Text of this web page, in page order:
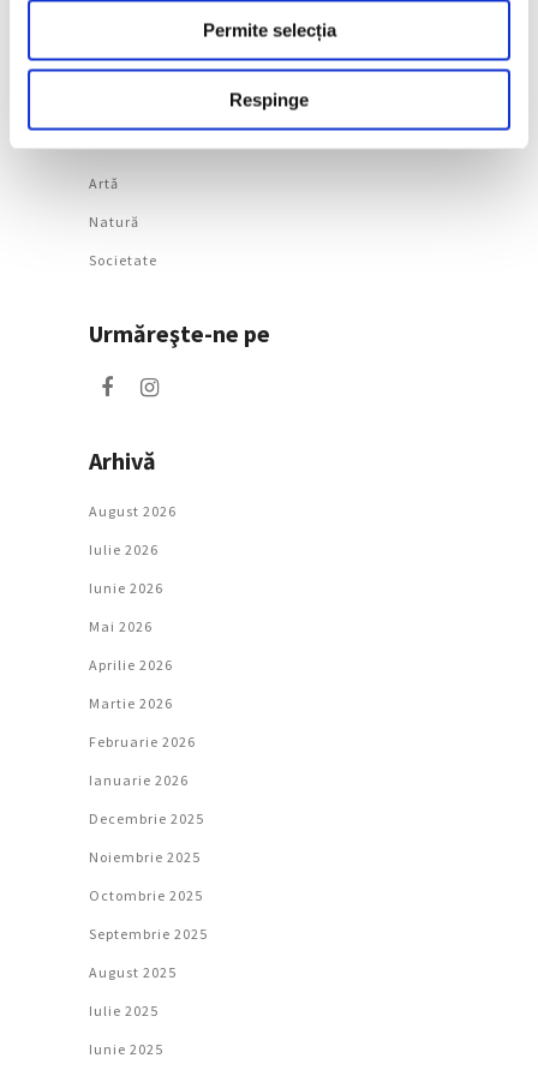
Permite selecția
Respinge
la Timișoara
5 August 2026
Categorii
Artǎ
Natură
Societate
Urmăreşte-ne pe
Arhivă
August 2026
Iulie 2026
Iunie 2026
Mai 2026
Aprilie 2026
Martie 2026
Februarie 2026
Ianuarie 2026
Decembrie 2025
Noiembrie 2025
Octombrie 2025
Septembrie 2025
August 2025
Iulie 2025
Iunie 2025